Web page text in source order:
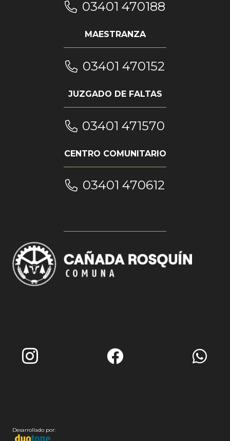
03401 470188
MAESTRANZA
03401 470152
JUZGADO DE FALTAS
03401 471570
CENTRO COMUNITARIO
03401 470612
Desarrollado por: